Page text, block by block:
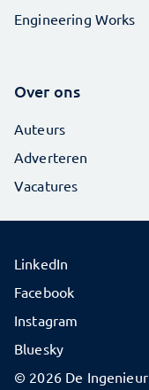
Engineering Works
Over ons
Auteurs
Adverteren
Vacatures
© 2026 De Ingenieur
LinkedIn
Facebook
Instagram
Bluesky